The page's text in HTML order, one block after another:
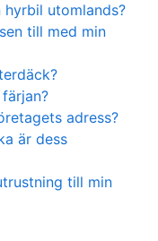
utomlands?
till med min
adress?
är dess
till min